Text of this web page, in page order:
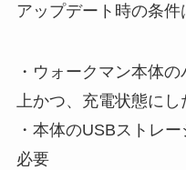
アップデート時の条件
・ウォークマン本体
上かつ、充電状態にし
・本体のUSBストレ
必要